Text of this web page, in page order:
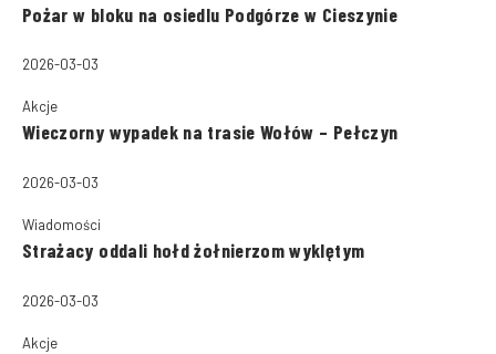
Pożar w bloku na osiedlu Podgórze w Cieszynie
2026-03-03
Akcje
Wieczorny wypadek na trasie Wołów – Pełczyn
2026-03-03
Wiadomości
Strażacy oddali hołd żołnierzom wyklętym
2026-03-03
Akcje